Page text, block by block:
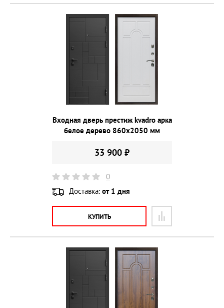
Входная дверь престиж kvadro арка
белое дерево 860х2050 мм
33 900 ₽
0
Доставка: от 1 дня
КУПИТЬ